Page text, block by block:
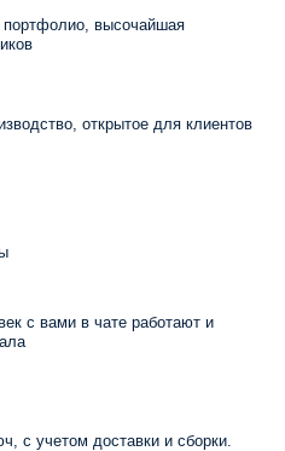
портфолио, высочайшая
открытое для клиентов
с вами в чате работают и
с учетом доставки и сборки.